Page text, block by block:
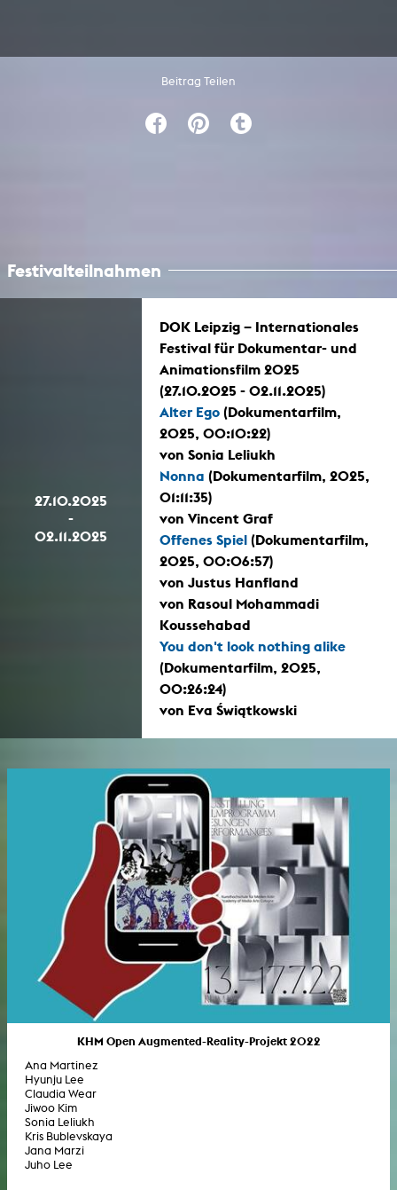
Beitrag Teilen
Festivalteilnahmen
27.10.2025
-
02.11.2025
DOK Leipzig – Internationales
Festival für Dokumentar- und
Animationsfilm 2025
(27.10.2025 - 02.11.2025)
Alter Ego (Dokumentarfilm,
2025, 00:10:22)
von Sonia Leliukh
Nonna (Dokumentarfilm, 2025,
01:11:35)
von Vincent Graf
Offenes Spiel (Dokumentarfilm,
2025, 00:06:57)
von Justus Hanfland
von Rasoul Mohammadi
Koussehabad
You don't look nothing alike
(Dokumentarfilm, 2025,
00:26:24)
von Eva Świątkowski
KHM Open Augmented-Reality-Projekt 2022
Ana Martinez
Hyunju Lee
Claudia Wear
Jiwoo Kim
Sonia Leliukh
Kris Bublevskaya
Jana Marzi
Juho Lee